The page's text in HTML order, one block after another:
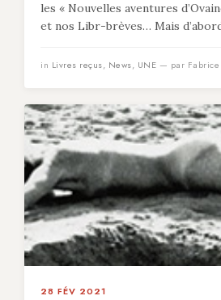
les « Nouvelles aventures
et nos Libr-brèves… Mais
in Livres reçus, News, UNE — par Fabrice
28 FÉV 2021